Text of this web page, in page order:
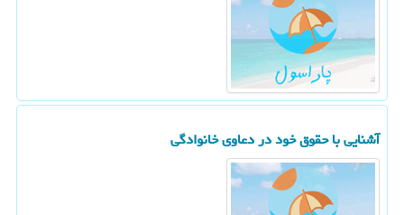
آشنایی با حقوق خود در دعاوی خانوادگی